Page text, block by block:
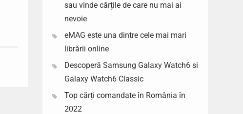
sau vinde cărțile de care nu mai ai
nevoie
eMAG este una dintre cele mai mari
librării online
Descoperă Samsung Galaxy Watch6 si
Galaxy Watch6 Classic
Top cărți comandate în România în
2022